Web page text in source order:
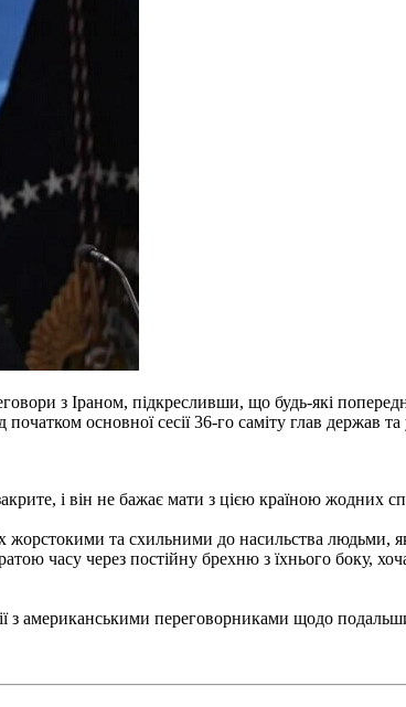
з Іраном, підкресливши, що будь-які
основної сесії 36-го саміту глав держав
і він не бажає мати з цією країною жодних
жорстокими та схильними до насильства людьми,
часу через постійну брехню з їхнього боку,
американськими переговорниками щодо